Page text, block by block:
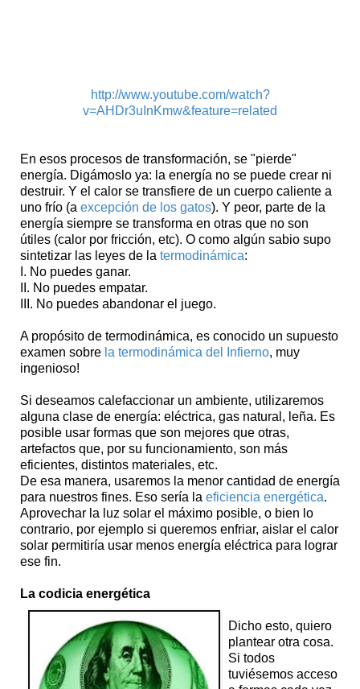
http://www.youtube.com/watch?
v=AHDr3uInKmw&feature=related
En esos procesos de transformación, se "pierde"
energía. Digámoslo ya: la energía no se puede crear ni
destruir. Y el calor se transfiere de un cuerpo caliente a
uno frío (a excepción de los gatos). Y peor, parte de la
energía siempre se transforma en otras que no son
útiles (calor por fricción, etc). O como algún sabio supo
sintetizar las leyes de la termodinámica:
I. No puedes ganar.
II. No puedes empatar.
III. No puedes abandonar el juego.
A propósito de termodinámica, es conocido un supuesto
examen sobre la termodinámica del Infierno, muy
ingenioso!
Si deseamos calefaccionar un ambiente, utilizaremos
alguna clase de energía: eléctrica, gas natural, leña. Es
posible usar formas que son mejores que otras,
artefactos que, por su funcionamiento, son más
eficientes, distintos materiales, etc.
De esa manera, usaremos la menor cantidad de energía
para nuestros fines. Eso sería la eficiencia energética.
Aprovechar la luz solar el máximo posible, o bien lo
contrario, por ejemplo si queremos enfriar, aislar el calor
solar permitiría usar menos energía eléctrica para lograr
ese fin.
La codicia energética
Dicho esto, quiero
plantear otra cosa.
Si todos
tuviésemos acceso